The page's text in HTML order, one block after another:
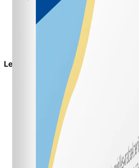
Leveringstid: 2-6 dage